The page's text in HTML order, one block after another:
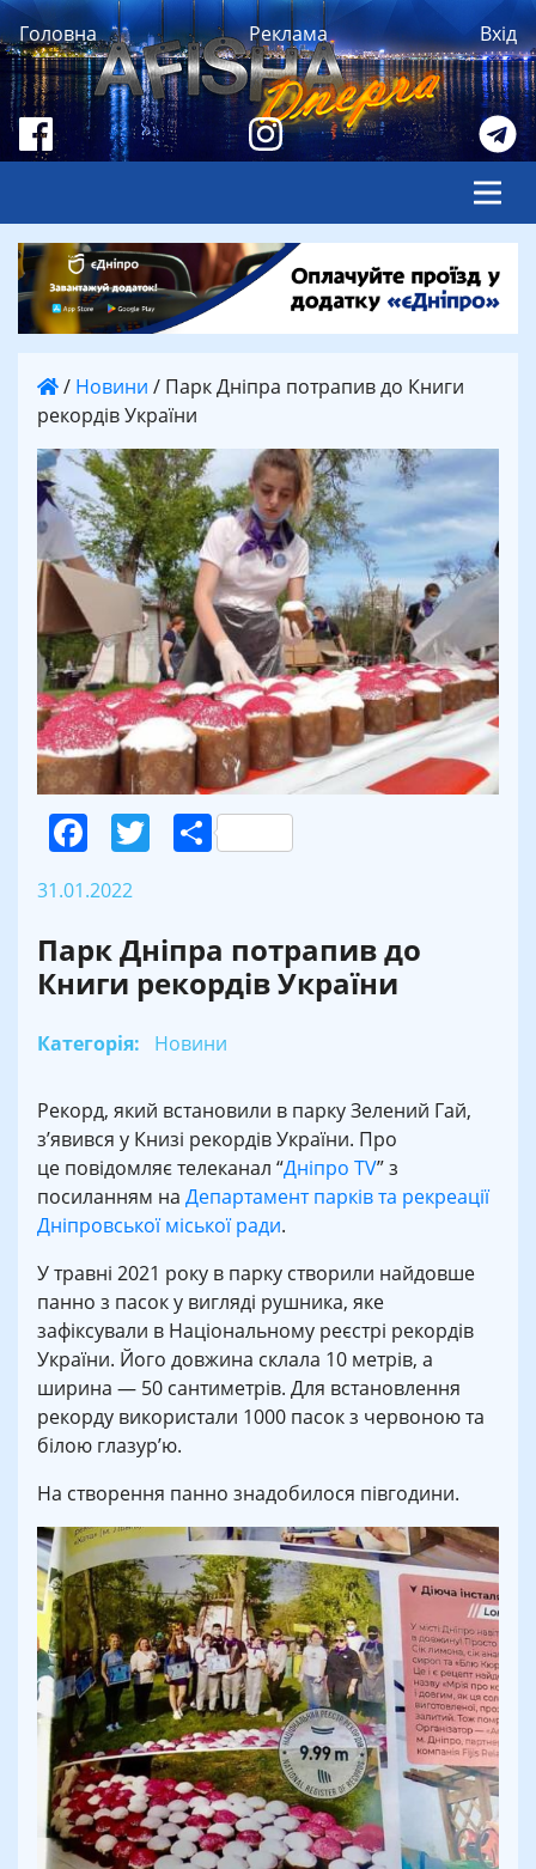
Головна Реклама Вхід
/ Новини / Парк Дніпра потрапив до Книги
рекордів України
Facebook
Twitter
Поділитися
31.01.2022
Парк Дніпра потрапив до
Книги рекордів України
Категорія: Новини
Рекорд, який встановили в парку Зелений Гай,
з’явився у Книзі рекордів України. Про
це повідомляє телеканал “Дніпро TV” з
посиланням на Департамент парків та рекреації
Дніпровської міської ради.
У травні 2021 року в парку створили найдовше
панно з пасок у вигляді рушника, яке
зафіксували в Національному реєстрі рекордів
України. Його довжина склала 10 метрів, а
ширина — 50 сантиметрів. Для встановлення
рекорду використали 1000 пасок з червоною та
білою глазур’ю.
На створення панно знадобилося півгодини.